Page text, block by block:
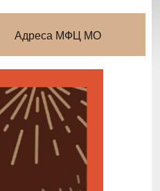
Адреса МФЦ МО